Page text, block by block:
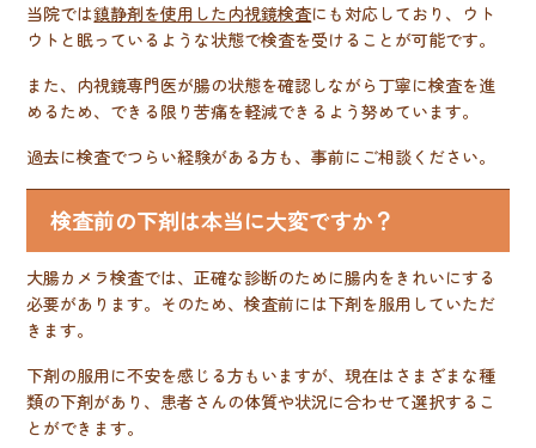
当院では鎮静剤を使用した内視鏡検査にも対応しており、ウト
ウトと眠っているような状態で検査を受けることが可能です。
また、内視鏡専門医が腸の状態を確認しながら丁寧に検査を進
めるため、できる限り苦痛を軽減できるよう努めています。
過去に検査でつらい経験がある方も、事前にご相談ください。
検査前の下剤は本当に大変ですか？
大腸カメラ検査では、正確な診断のために腸内をきれいにする
必要があります。そのため、検査前には下剤を服用していただ
きます。
下剤の服用に不安を感じる方もいますが、現在はさまざまな種
類の下剤があり、患者さんの体質や状況に合わせて選択するこ
とができます。